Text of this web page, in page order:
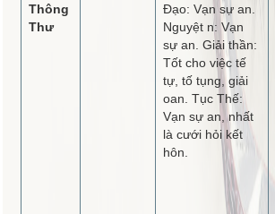
Thông
Thư
Đạo: Vạn sự an.
Nguyệt n: Vạn
sự an. Giải thần:
Tốt cho việc tế
tự, tố tụng, giải
oan. Tục Thế:
Vạn sự an, nhất
là cưới hỏi kết
hôn.